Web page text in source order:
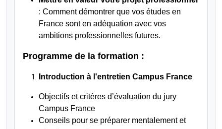
: Comment démontrer que vos études en
France sont en adéquation avec vos
ambitions professionnelles futures.
Programme de la formation :
Introduction à l'entretien Campus France
Objectifs et critères d’évaluation du jury
Campus France
Conseils pour se préparer mentalement et